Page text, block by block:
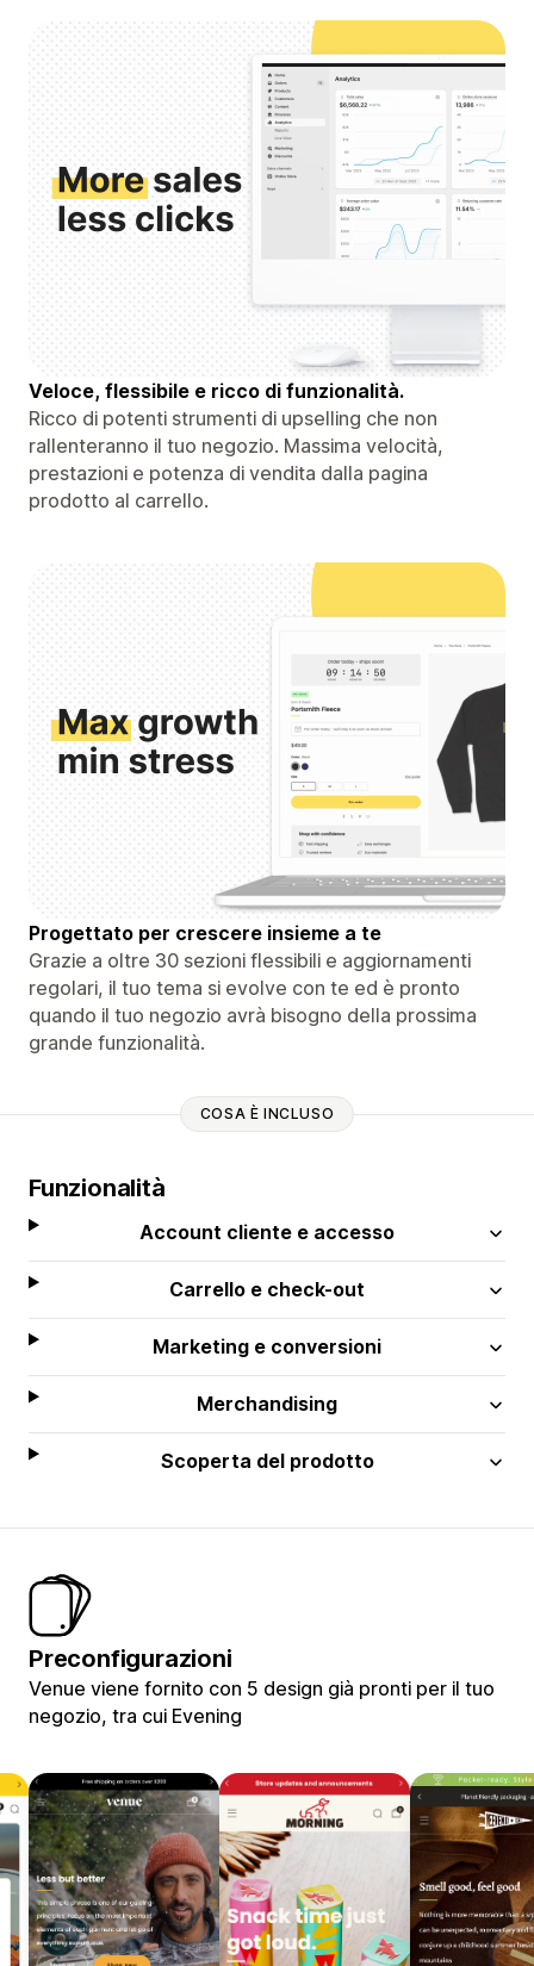
Veloce, flessibile e ricco di funzionalità.
Ricco di potenti strumenti di upselling che non
rallenteranno il tuo negozio. Massima velocità,
prestazioni e potenza di vendita dalla pagina
prodotto al carrello.
Progettato per crescere insieme a te
Grazie a oltre 30 sezioni flessibili e aggiornamenti
regolari, il tuo tema si evolve con te ed è pronto
quando il tuo negozio avrà bisogno della prossima
grande funzionalità.
COSA È INCLUSO
Funzionalità
Account cliente e accesso
Carrello e check-out
Marketing e conversioni
Merchandising
Scoperta del prodotto
Preconfigurazioni
Venue viene fornito con 5 design già pronti per il tuo
negozio, tra cui Evening